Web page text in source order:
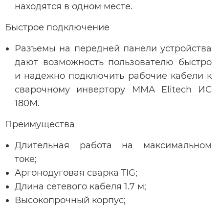
находятся в одном месте.
Быстрое подключение
Разъемы на передней панели устройства
дают возможность пользователю быстро
и надежно подключить рабочие кабели к
сварочному инвертору ММА Elitech ИС
180М.
Преимущества
Длительная работа на максимальном
токе;
Аргонодуговая сварка TIG;
Длина сетевого кабеля 1.7 м;
Высокопрочный корпус;